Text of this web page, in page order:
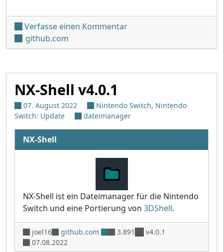
Verfasse einen Kommentarunter 'Switch ezRemote
github.com
NX-Shell v4.0.1
07. August 2022 Nintendo Switch, Nintendo
Switch: Update
dateimanager
NX-Shell
NX-Shell ist ein Dateimanager für die Nintendo
Switch und eine Portierung von 3DShell.
joel16 github.com 3.891
v4.0.1
07.08.2022